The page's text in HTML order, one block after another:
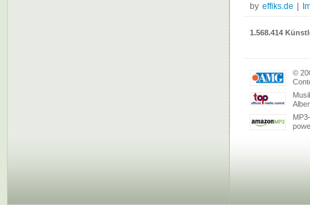
by effiks.de
1.568.414
©